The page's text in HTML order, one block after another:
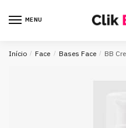
MENU
Início / Face / Bases Face / BB